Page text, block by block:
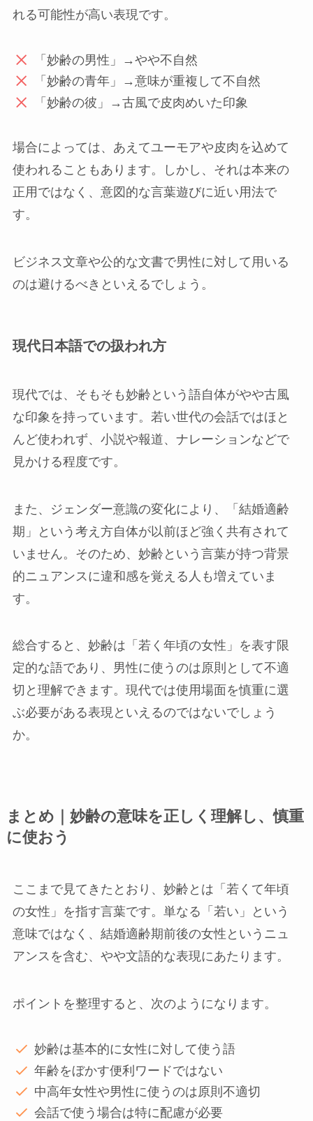
れる可能性が高い表現です。
「妙齢の男性」→やや不自然
「妙齢の青年」→意味が重複して不自然
「妙齢の彼」→古風で皮肉めいた印象
場合によっては、あえてユーモアや皮肉を込めて
使われることもあります。しかし、それは本来の
正用ではなく、意図的な言葉遊びに近い用法で
す。
ビジネス文章や公的な文書で男性に対して用いる
のは避けるべきといえるでしょう。
現代日本語での扱われ方
現代では、そもそも妙齢という語自体がやや古風
な印象を持っています。若い世代の会話ではほと
んど使われず、小説や報道、ナレーションなどで
見かける程度です。
また、ジェンダー意識の変化により、「結婚適齢
期」という考え方自体が以前ほど強く共有されて
いません。そのため、妙齢という言葉が持つ背景
的ニュアンスに違和感を覚える人も増えていま
す。
総合すると、妙齢は「若く年頃の女性」を表す限
定的な語であり、男性に使うのは原則として不適
切と理解できます。現代では使用場面を慎重に選
ぶ必要がある表現といえるのではないでしょう
か。
まとめ｜妙齢の意味を正しく理解し、慎重
に使おう
ここまで見てきたとおり、妙齢とは「若くて年頃
の女性」を指す言葉です。単なる「若い」という
意味ではなく、結婚適齢期前後の女性というニュ
アンスを含む、やや文語的な表現にあたります。
ポイントを整理すると、次のようになります。
妙齢は基本的に女性に対して使う語
年齢をぼかす便利ワードではない
中高年女性や男性に使うのは原則不適切
会話で使う場合は特に配慮が必要